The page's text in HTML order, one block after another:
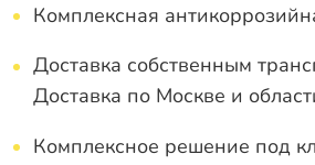
Комплексная
Доставка собственным
Доставка по Москве и
Комплексное решение под